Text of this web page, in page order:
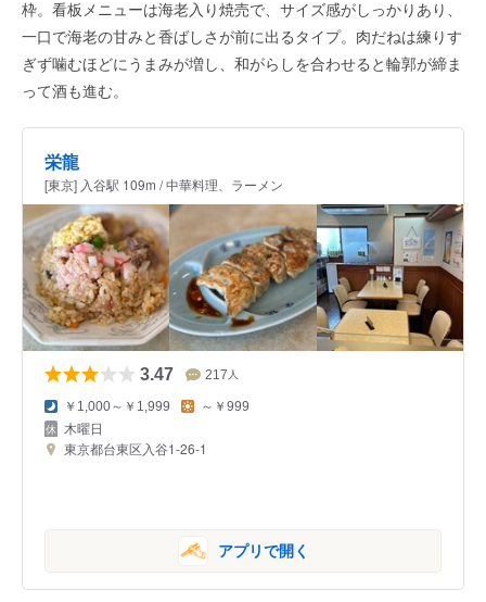
枠。看板メニューは海老入り焼売で、サイズ感がしっかりあり、
一口で海老の甘みと香ばしさが前に出るタイプ。肉だねは練りす
ぎず噛むほどにうまみが増し、和がらしを合わせると輪郭が締ま
って酒も進む。
栄龍
[東京] 入谷駅 109m / 中華料理、ラーメン
3.47 217 人
￥1,000～￥1,999 ～￥999
木曜日
東京都台東区入谷1-26-1
アプリで開く